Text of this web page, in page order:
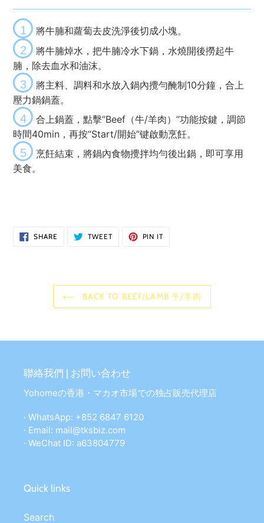
1 將牛腩和蘿蔔去皮洗淨後切成小塊。
2
將牛腩焯水，把牛腩冷水下鍋，水燒開後撈起牛
腩，除去血水和油沫。
3
將主料、調料和水放入鍋內攪勻醃制10分鐘，合上
壓力鍋鍋蓋。
4
合上鍋蓋，點擊“Beef（牛/羊肉）”功能按鍵，調節
時間40min，再按“Start/開始”键啟動烹飪。
5
烹飪結束，將鍋內食物攪拌均勻後出鍋，即可享用
美食。
SHARE SHARE
ON
TWEETTWEET
PIN ITPIN
BACK TO BEEF/LAMB 牛/羊肉
聯絡我們 | お問い合わせ
Yohomeの香港・マカオ市場での独占販売代理店
· WhatsApp: +852 6847 6120
· Email: mail@tksbiz.com
· WeChat ID: a63804779
Quick links
Search